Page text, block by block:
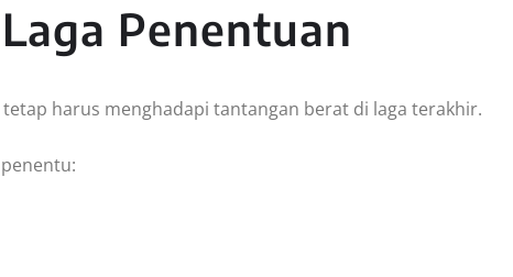
Penentuan
harus menghadapi tantangan berat di laga terakhir.